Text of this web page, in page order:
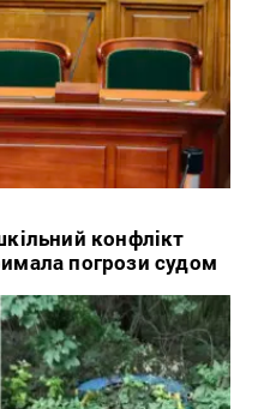
конфлікт
погрози судом